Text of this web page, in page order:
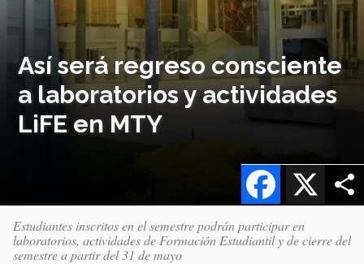
Así será regreso consciente
a laboratorios y actividades
LiFE en MTY
X
Facebook
Estudiantes inscritos en el semestre podrán participar en
laboratorios, actividades de Formación Estudiantil y de cierre del
semestre a partir del 31 de mayo